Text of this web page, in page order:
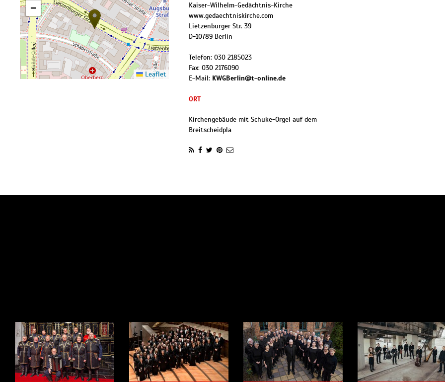
−
Leaflet
Kaiser-Wilhelm-Gedächtnis-Kirche
www.gedaechtniskirche.com
Lietzenburger Str. 39
D-10789 Berlin
Telefon: 030 2185023
Fax: 030 2176090
E-Mail: KWGBerlin@t-online.de
ORT
Kirchengebäude mit Schuke-Orgel auf dem
Breitscheidpla